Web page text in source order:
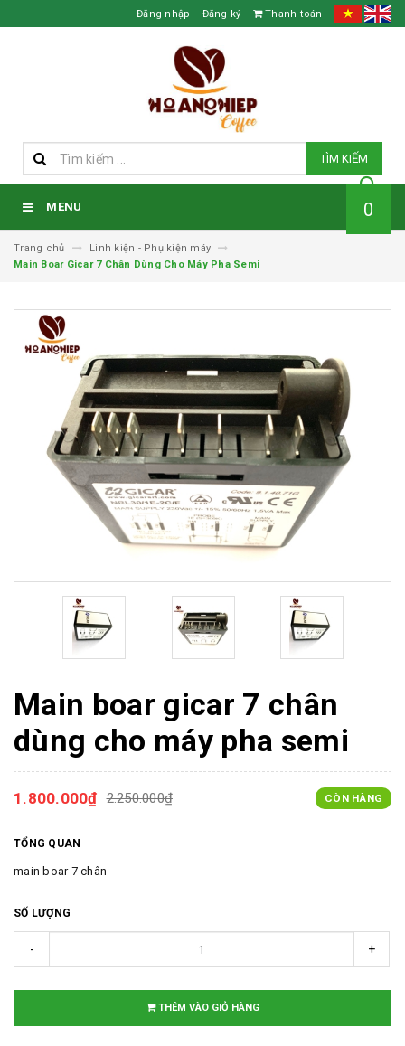
Đăng nhập Đăng ký Thanh toán
TÌM KIẾM
MENU 0
Trang chủ
Linh kiện - Phụ kiện máy
Main Boar Gicar 7 Chân Dùng Cho Máy Pha Semi
Main boar gicar 7 chân
dùng cho máy pha semi
1.800.000₫ 2.250.000₫ CÒN HÀNG
TỔNG QUAN
main boar 7 chân
SỐ LƯỢNG
- +
THÊM VÀO GIỎ HÀNG